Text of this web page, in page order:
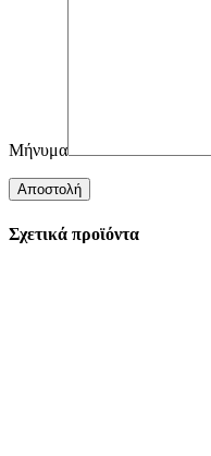
Μήνυμα
Σχετικά προϊόντα